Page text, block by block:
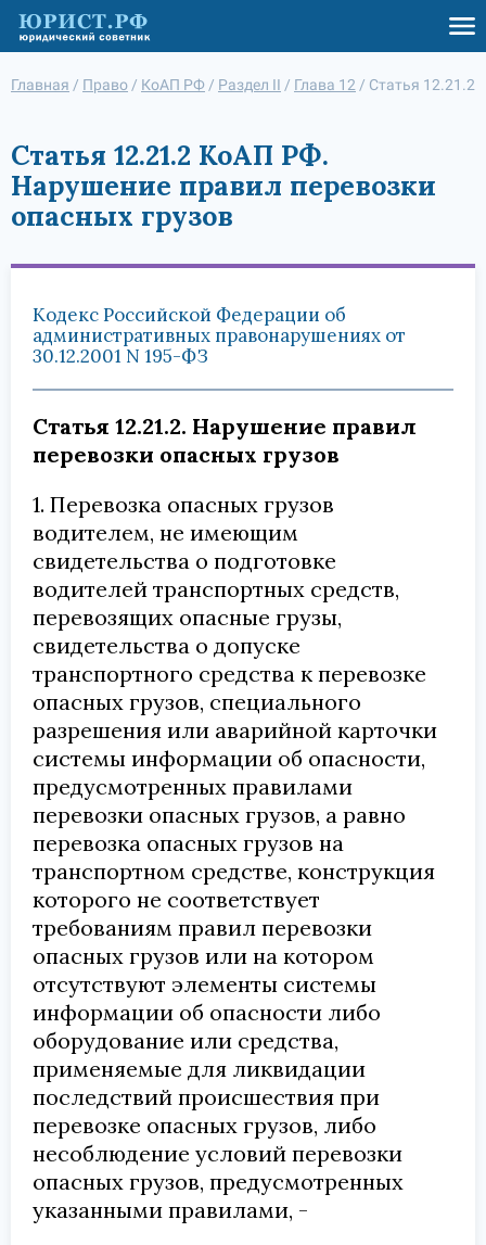
Главная / Право / КоАП РФ / Раздел II / Глава 12 / Статья 12.21.2
Статья 12.21.2 КоАП РФ.
Нарушение правил перевозки
опасных грузов
Кодекс Российской Федерации об
административных правонарушениях от
30.12.2001 N 195-ФЗ
Статья 12.21.2. Нарушение правил
перевозки опасных грузов
1. Перевозка опасных грузов
водителем, не имеющим
свидетельства о подготовке
водителей транспортных средств,
перевозящих опасные грузы,
свидетельства о допуске
транспортного средства к перевозке
опасных грузов, специального
разрешения или аварийной карточки
системы информации об опасности,
предусмотренных правилами
перевозки опасных грузов, а равно
перевозка опасных грузов на
транспортном средстве, конструкция
которого не соответствует
требованиям правил перевозки
опасных грузов или на котором
отсутствуют элементы системы
информации об опасности либо
оборудование или средства,
применяемые для ликвидации
последствий происшествия при
перевозке опасных грузов, либо
несоблюдение условий перевозки
опасных грузов, предусмотренных
указанными правилами, -